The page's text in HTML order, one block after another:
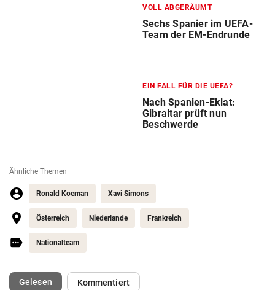
VOLL ABGERÄUMT
Sechs Spanier im UEFA-
Team der EM-Endrunde
EIN FALL FÜR DIE UEFA?
Nach Spanien-Eklat:
Gibraltar prüft nun
Beschwerde
Ähnliche Themen
Ronald Koeman Xavi Simons
Österreich Niederlande Frankreich
Nationalteam
Gelesen(ausgewählt)Kommentiert